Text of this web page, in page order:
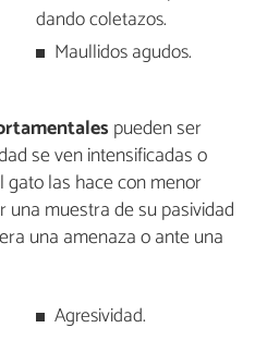
dando coletazos.
Maullidos agudos.
pueden ser
se ven intensificadas o
gato las hace con menor
muestra de su pasividad
una amenaza o ante una
Agresividad.